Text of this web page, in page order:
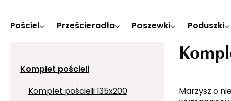
Pościel Prześcieradła Poszewki Poduszki
Komplet pościeli
Komplet pościeli 135x200 Marzysz o